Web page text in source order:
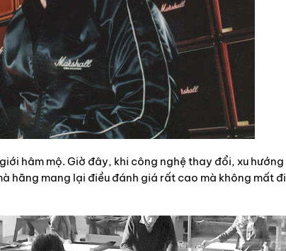
hâm mộ. Giờ đây, khi công nghệ thay đổi, xu hướng
hãng mang lại điều đánh giá rất cao mà không mất đi